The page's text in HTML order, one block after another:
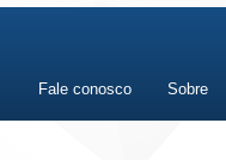
Fale conosco Sobre